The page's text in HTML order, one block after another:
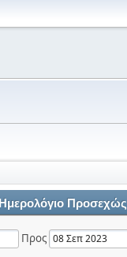
Ημερολόγιο Προσεχώς
Προς